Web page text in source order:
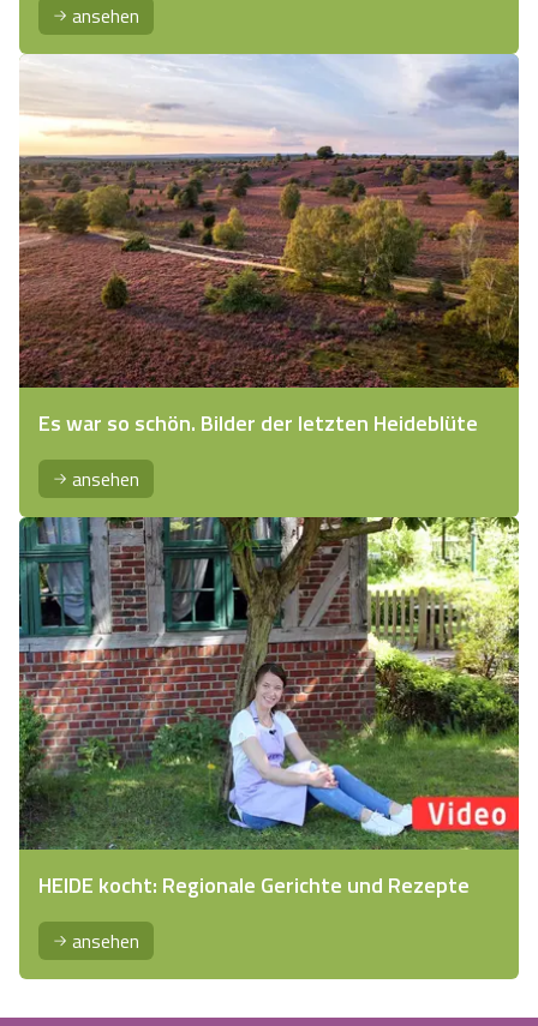
ansehen
Es war so schön. Bilder der letzten Heideblüte
ansehen
HEIDE kocht: Regionale Gerichte und Rezepte
ansehen